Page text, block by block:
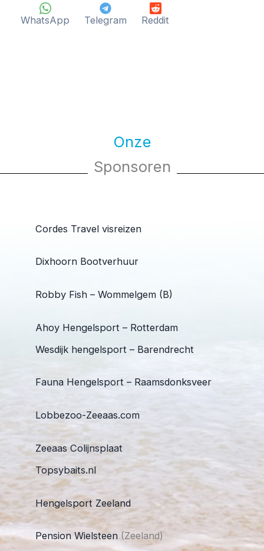
WhatsApp Telegram Reddit
Onze
Sponsoren
Cordes Travel visreizen
Dixhoorn Bootverhuur
Robby Fish – Wommelgem (B)
Ahoy Hengelsport – Rotterdam
Wesdijk hengelsport – Barendrecht
Fauna Hengelsport – Raamsdonksveer
Lobbezoo-Zeeaas.com
Zeeaas Colijnsplaat
Topsybaits.nl
Hengelsport Zeeland
Pension Wielsteen (Zeeland)